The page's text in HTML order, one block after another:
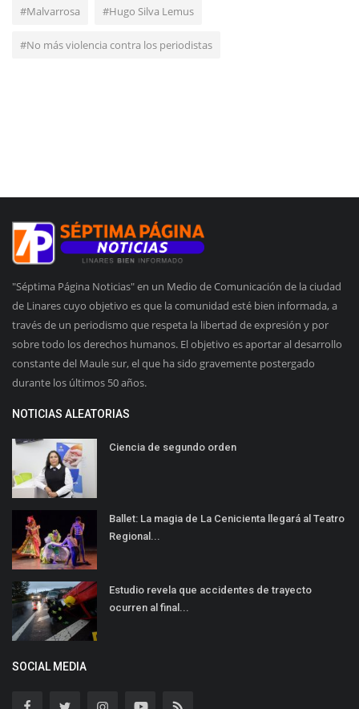
#Malvarrosa #Hugo Silva Lemus
#No más violencia contra los periodistas
"Séptima Página Noticias" en un Medio de Comunicación de la ciudad
de Linares cuyo objetivo es que la comunidad esté bien informada, a
través de un periodismo que respeta la libertad de expresión y por
sobre todo los derechos humanos. El objetivo es aportar al desarrollo
constante del Maule sur, el que ha sido gravemente postergado
durante los últimos 50 años.
NOTICIAS ALEATORIAS
Ciencia de segundo orden
Ballet: La magia de La Cenicienta llegará al Teatro
Regional...
Estudio revela que accidentes de trayecto
ocurren al final...
SOCIAL MEDIA